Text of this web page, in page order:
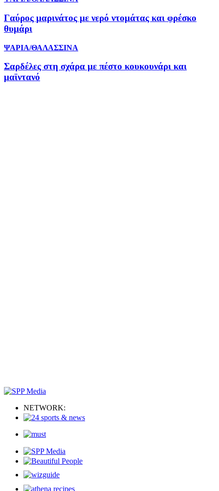
Γαύρος μαρινάτος με νερό ντομάτας και φρέσκο
θυμάρι
ΨΑΡΙΑ/ΘΑΛΑΣΣΙΝΑ
Σαρδέλες στη σχάρα με πέστο κουκουνάρι και
μαϊντανό
NETWORK: